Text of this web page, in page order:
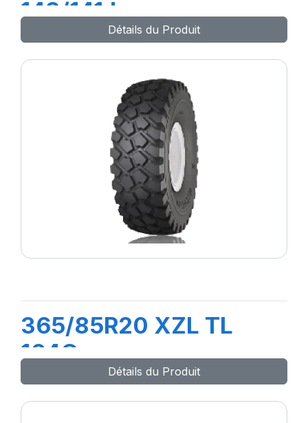
143/141J
Détails du Produit
365/85R20 XZL TL
164G
Détails du Produit